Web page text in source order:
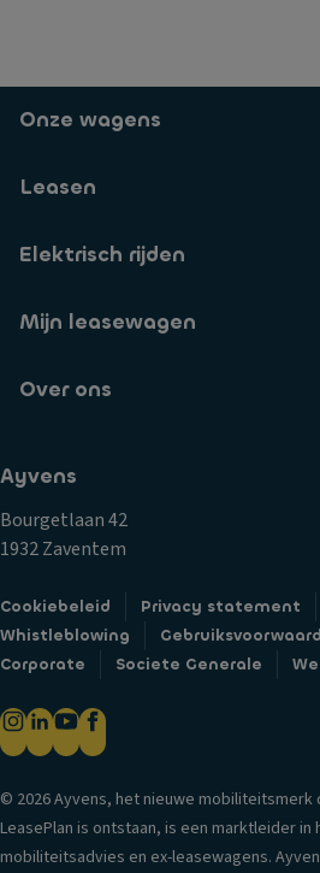
Onze wagens
Leasen
Elektrisch rijden
Mijn leasewagen
Over ons
Ayvens
Bourgetlaan 42
1932 Zaventem
Cookiebeleid Privacy statement
Whistleblowing
Corporate
Societe Generale
© 2026 Ayvens, het nieuwe mobiliteitsmerk
LeasePlan is ontstaan, is een marktleider in
mobiliteitsadvies en ex-leasewagens.